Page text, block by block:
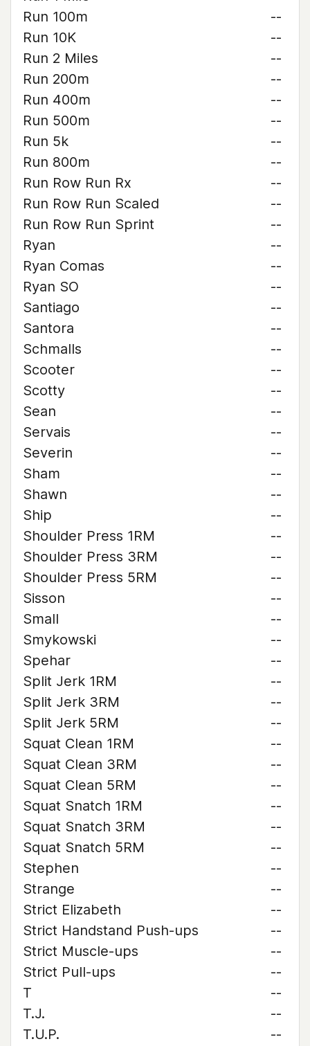
Run 100m
--
Run 10K
--
Run 2 Miles
--
Run 200m
--
Run 400m
--
Run 500m
--
Run 5k
--
Run 800m
--
Run Row Run Rx
--
Run Row Run Scaled
--
Run Row Run Sprint
--
Ryan
--
Ryan Comas
--
Ryan SO
--
Santiago
--
Santora
--
Schmalls
--
Scooter
--
Scotty
--
Sean
--
Servais
--
Severin
--
Sham
--
Shawn
--
Ship
--
Shoulder Press 1RM
--
Shoulder Press 3RM
--
Shoulder Press 5RM
--
Sisson
--
Small
--
Smykowski
--
Spehar
--
Split Jerk 1RM
--
Split Jerk 3RM
--
Split Jerk 5RM
--
Squat Clean 1RM
--
Squat Clean 3RM
--
Squat Clean 5RM
--
Squat Snatch 1RM
--
Squat Snatch 3RM
--
Squat Snatch 5RM
--
Stephen
--
Strange
--
Strict Elizabeth
--
Strict Handstand Push-ups
--
Strict Muscle-ups
--
Strict Pull-ups
--
T
--
T.J.
--
T.U.P.
--